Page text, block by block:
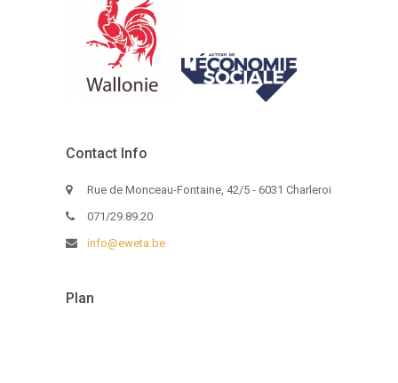
Contact Info
Rue de Monceau-Fontaine, 42/5 - 6031 Charleroi
071/29.89.20
info@eweta.be
Plan